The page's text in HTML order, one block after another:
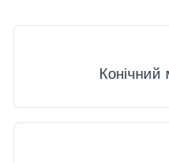
Конічний